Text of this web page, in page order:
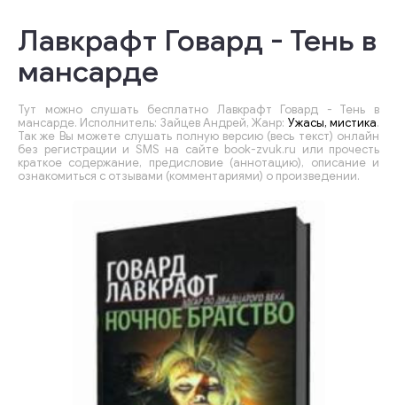
Лавкрафт Говард - Тень в
мансарде
Тут можно слушать бесплатно Лавкрафт Говард - Тень в
мансарде. Исполнитель: Зайцев Андрей, Жанр: Ужасы, мистика.
Так же Вы можете слушать полную версию (весь текст) онлайн
без регистрации и SMS на сайте book-zvuk.ru или прочесть
краткое содержание, предисловие (аннотацию), описание и
ознакомиться с отзывами (комментариями) о произведении.